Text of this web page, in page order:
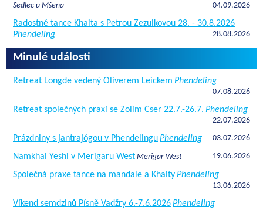
Sedlec u Mšena
04.09.2026
Radostné tance Khaita s Petrou Zezulkovou 28. - 30.8.2026
Phendeling
28.08.2026
Minulé události
Retreat Longde vedený Oliverem Leickem Phendeling
07.08.2026
Retreat společných praxí se Zolim Cser 22.7.-26.7. Phendeling
22.07.2026
Prázdniny s jantrajógou v PhendelinguPhendeling 03.07.2026
Namkhai Yeshi v Merigaru West Merigar West 19.06.2026
Společná praxe tance na mandale a KhaityPhendeling
13.06.2026
Víkend semdzinů Písně Vadžry 6.-7.6.2026Phendeling